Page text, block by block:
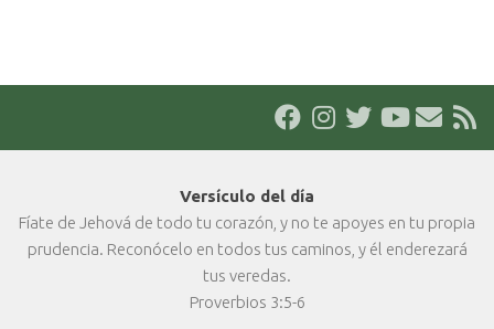
Versículo del día
Fíate de Jehová de todo tu corazón, y no te apoyes en tu propia
prudencia. Reconócelo en todos tus caminos, y él enderezará
tus veredas.
Proverbios 3:5-6